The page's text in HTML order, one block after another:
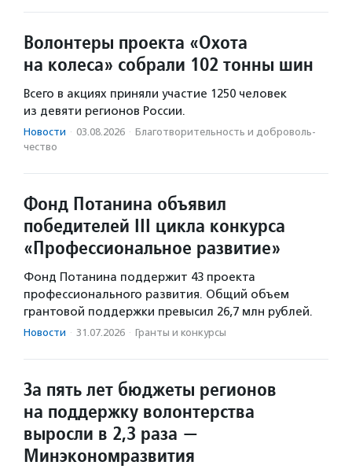
Волонтеры проекта «Охота
на колеса» собрали 102 тонны шин
Всего в акциях приняли участие 1250 человек
из девяти регионов России.
Новости · 03.08.2026 · Благотвори­тель­ность и доброволь­
чест­во
Фонд Потанина объявил
победителей III цикла конкурса
«Профессиональное развитие»
Фонд Потанина поддержит 43 проекта
профессионального развития. Общий объем
грантовой поддержки превысил 26,7 млн рублей.
Новости · 31.07.2026 · Гранты и конкурсы
За пять лет бюджеты регионов
на поддержку волонтерства
выросли в 2,3 раза —
Минэкономразвития